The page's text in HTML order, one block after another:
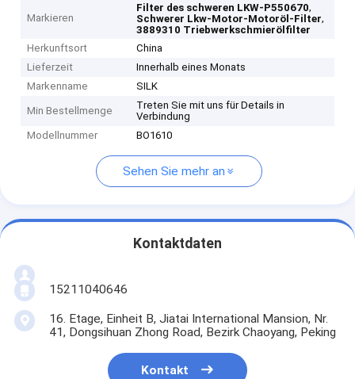
Markieren
Filter des schweren LKW-P550670,
Schwerer Lkw-Motor-Motoröl-Filter,
3889310 Triebwerkschmierölfilter
Herkunftsort
China
Lieferzeit
Innerhalb eines Monats
Markenname
SILK
Min Bestellmenge
Treten Sie mit uns für Details in
Verbindung
Modellnummer
BO1610
Sehen Sie mehr an
Kontaktdaten
15211040646
16. Etage, Einheit B, Jiatai International Mansion, Nr.
41, Dongsihuan Zhong Road, Bezirk Chaoyang, Peking
Kontakt